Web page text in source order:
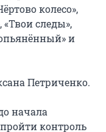
колесо»,
«Твои следы»,
и
Петриченко.
начала
контроль